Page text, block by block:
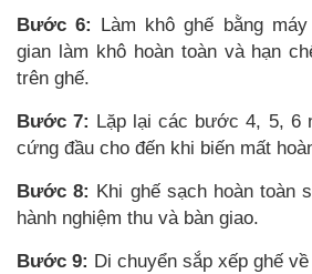
Bước 6:
Làm khô ghế bằng
gian làm khô hoàn toàn và hạn
trên ghế.
Bước 7: Lặp lại các bước 4, 5, 6
cứng đầu cho đến khi biến mất
Bước 8: Khi ghế sạch hoàn toàn
hành nghiệm thu và bàn giao.
Bước 9: Di chuyển sắp xếp ghế